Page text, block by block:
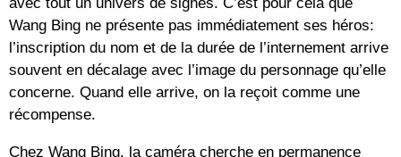
Wang Bing ne présente pas immédiatement ses héros:
l’inscription du nom et de la durée de l’internement arrive
souvent en décalage avec l’image du personnage qu’elle
concerne. Quand elle arrive, on la reçoit comme une
récompense.
Chez Wang Bing, la caméra cherche en permanence